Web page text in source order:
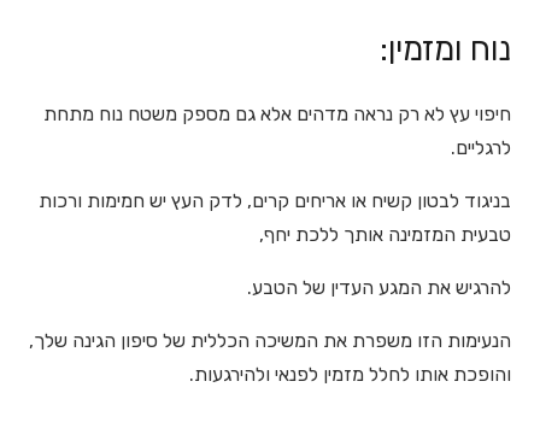
נוח ומזמין:
חיפוי עץ לא רק נראה מדהים אלא גם מספק משטח נוח מתחת
לרגליים.
בניגוד לבטון קשיח או אריחים קרים, לדק העץ יש חמימות ורכות
טבעית המזמינה אותך ללכת יחף,
להרגיש את המגע העדין של הטבע.
הנעימות הזו משפרת את המשיכה הכללית של סיפון הגינה שלך,
והופכת אותו לחלל מזמין לפנאי ולהירגעות.